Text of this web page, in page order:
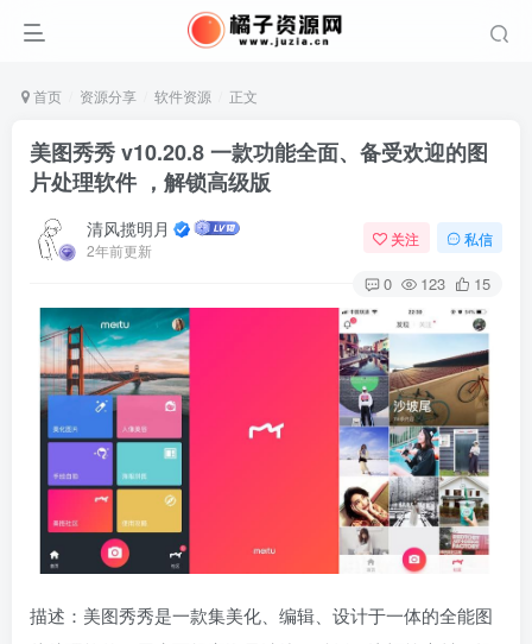
首页 资源分享 软件资源 正文
美图秀秀 v10.20.8 一款功能全面、备受欢迎的图
片处理软件 ，解锁高级版
清风揽明月
2年前更新
关注 私信
0 123 15
描述：美图秀秀是一款集美化、编辑、设计于一体的全能图